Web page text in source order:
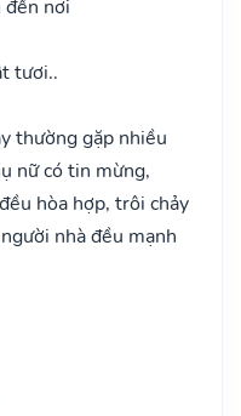
đến nơi
tươi..
thường gặp nhiều
nữ có tin mừng,
hòa hợp, trôi chảy
nhà đều mạnh